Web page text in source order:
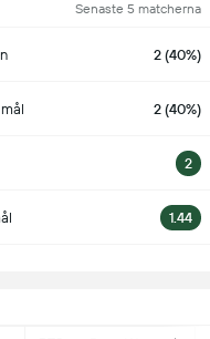
Senaste 5 matcherna
2 (40%)
2 (40%)
2
1.44